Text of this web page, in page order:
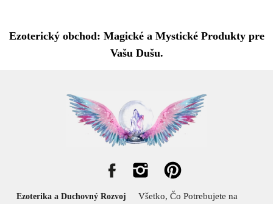
Ezoterický obchod: Magické a Mystické Produkty pre
Vašu Dušu.
Ezoterika a Duchovný Rozvoj
Všetko, Čo Potrebujete na